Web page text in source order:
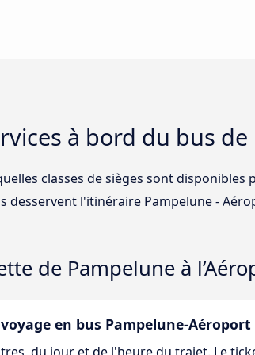
à bord du bus
classes de sièges sont disponibles
desservent l'itinéraire Pampelune -
de Pampelune à
en bus Pampelune-Aéroport